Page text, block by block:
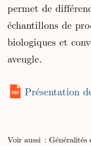
permet de
échantillons de
biologiques et
aveugle.
Voir aussi : Généralités